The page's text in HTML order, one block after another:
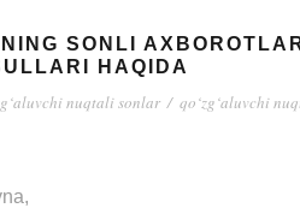
SONLI
HAQIDA
nuqtali sonlar / qo‘zg‘aluvchi